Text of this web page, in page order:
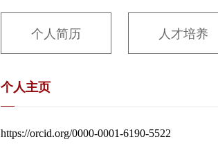
个人简历 人才培养
个人主页
https://orcid.org/0000-0001-6190-5522